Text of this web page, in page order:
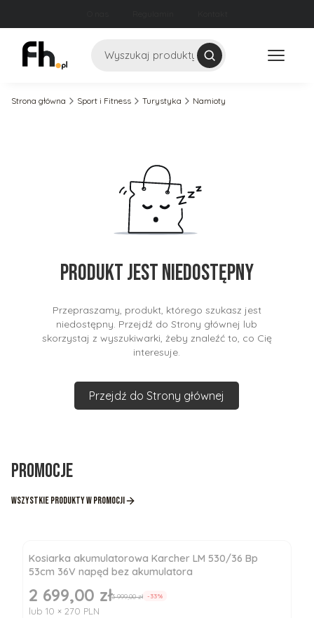
Szukaj
Strona główna Sport i Fitness Turystyka Namioty
Produkt jest niedostępny
Przepraszamy, produkt, którego szukasz jest
niedostępny. Przejdź do Strony głównej lub
skorzystaj z wyszukiwarki, żeby znaleźć to, co Cię
interesuje.
Przejdź do Strony głównej
Promocje
Wszystkie produkty w promocji
Kosiarka akumulatorowa Karcher LM 530/36 Bp
53cm 36V napęd bez akumulatora
Cena promocyjna
2 699,00 zł3 999,00 zł -33%
lub 10 × 270 PLN